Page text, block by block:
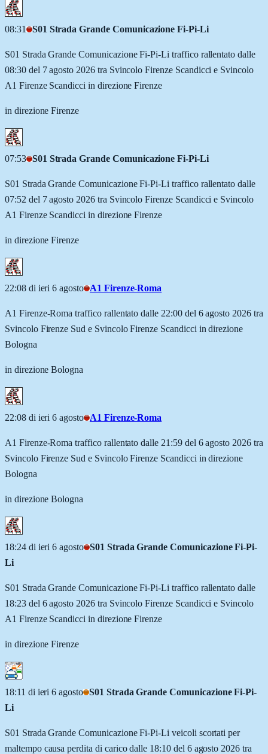
08:31 S01 Strada Grande Comunicazione Fi-Pi-Li
S01 Strada Grande Comunicazione Fi-Pi-Li traffico rallentato dalle
08:30 del 7 agosto 2026 tra Svincolo Firenze Scandicci e Svincolo
A1 Firenze Scandicci in direzione Firenze
in direzione Firenze
07:53 S01 Strada Grande Comunicazione Fi-Pi-Li
S01 Strada Grande Comunicazione Fi-Pi-Li traffico rallentato dalle
07:52 del 7 agosto 2026 tra Svincolo Firenze Scandicci e Svincolo
A1 Firenze Scandicci in direzione Firenze
in direzione Firenze
22:08 di ieri 6 agosto A1 Firenze-Roma
A1 Firenze-Roma traffico rallentato dalle 22:00 del 6 agosto 2026 tra
Svincolo Firenze Sud e Svincolo Firenze Scandicci in direzione
Bologna
in direzione Bologna
22:08 di ieri 6 agosto A1 Firenze-Roma
A1 Firenze-Roma traffico rallentato dalle 21:59 del 6 agosto 2026 tra
Svincolo Firenze Sud e Svincolo Firenze Scandicci in direzione
Bologna
in direzione Bologna
18:24 di ieri 6 agosto S01 Strada Grande Comunicazione Fi-Pi-
Li
S01 Strada Grande Comunicazione Fi-Pi-Li traffico rallentato dalle
18:23 del 6 agosto 2026 tra Svincolo Firenze Scandicci e Svincolo
A1 Firenze Scandicci in direzione Firenze
in direzione Firenze
18:11 di ieri 6 agosto S01 Strada Grande Comunicazione Fi-Pi-
Li
S01 Strada Grande Comunicazione Fi-Pi-Li veicoli scortati per
maltempo causa perdita di carico dalle 18:10 del 6 agosto 2026 tra